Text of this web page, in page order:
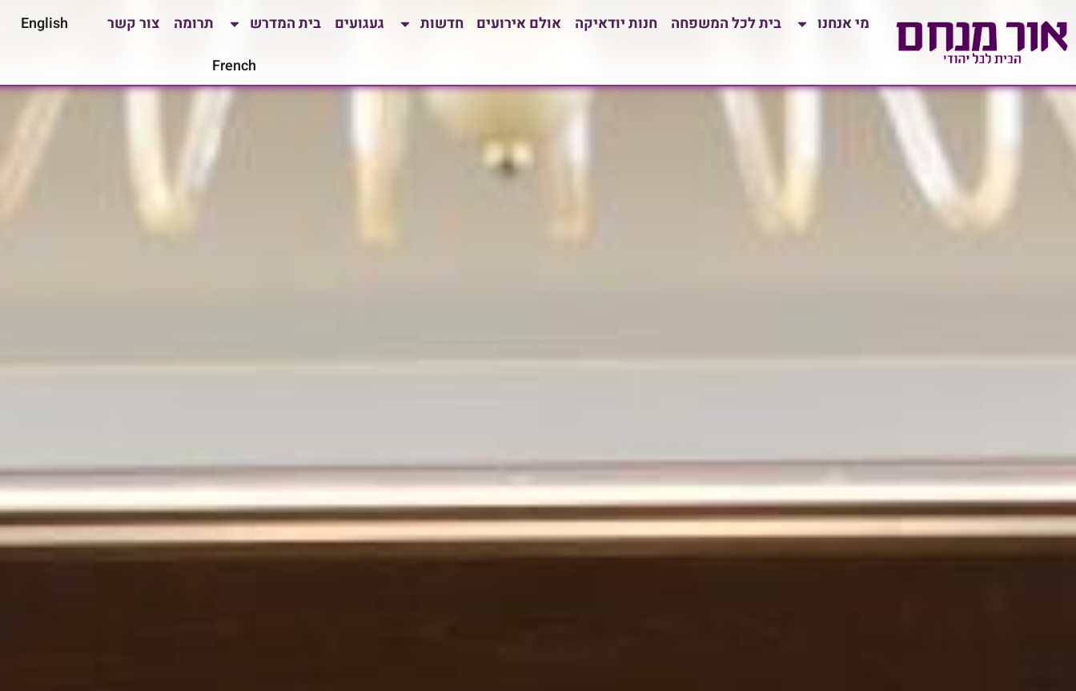
מי אנחנו בית לכל המשפחה חנות יודאיקה אולם אירועים חדשות געגועים בית המדרש תרומה צור קשר
English
French